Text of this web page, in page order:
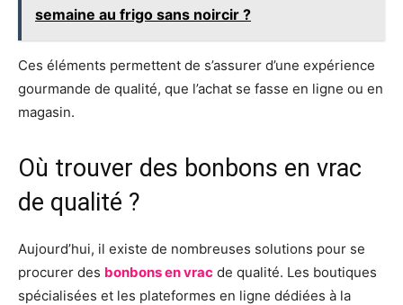
semaine au frigo sans noircir ?
Ces éléments permettent de s’assurer d’une expérience
gourmande de qualité, que l’achat se fasse en ligne ou en
magasin.
Où trouver des bonbons en vrac
de qualité ?
Aujourd’hui, il existe de nombreuses solutions pour se
procurer des bonbons en vrac de qualité. Les boutiques
spécialisées et les plateformes en ligne dédiées à la